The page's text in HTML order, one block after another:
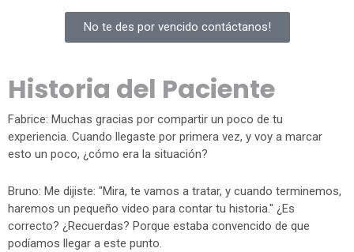
No te des por vencido contáctanos!
Historia del Paciente
Fabrice: Muchas gracias por compartir un poco de tu
experiencia. Cuando llegaste por primera vez, y voy a marcar
esto un poco, ¿cómo era la situación?
Bruno: Me dijiste: "Mira, te vamos a tratar, y cuando terminemos,
haremos un pequeño video para contar tu historia." ¿Es
correcto? ¿Recuerdas? Porque estaba convencido de que
podíamos llegar a este punto.